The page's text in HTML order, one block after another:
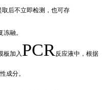
取后不立即检测，也可存
融。
板加入 PCR反应液中，根据
成分。